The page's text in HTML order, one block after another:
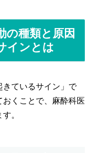
の種類と原因
インとは
きているサイン」で
くことで、麻酔科医
。